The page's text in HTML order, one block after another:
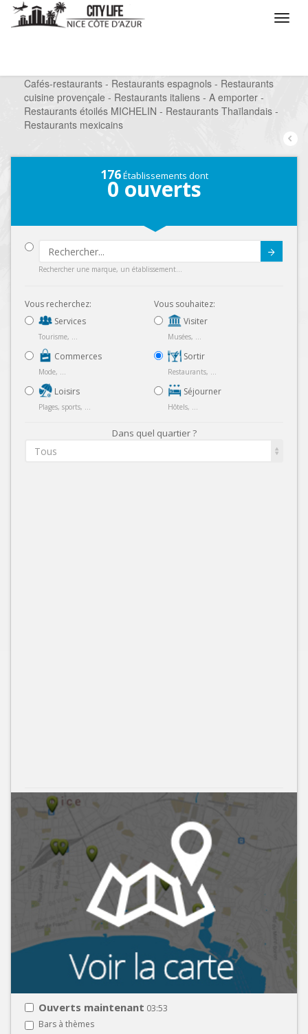
Cafés-restaurants - Restaurants espagnols - Restaurants
cuisine provençale - Restaurants italiens - A emporter -
Restaurants étoilés MICHELIN - Restaurants Thaïlandais -
Restaurants mexicains
176Établissements dont
0 ouverts
Rechercher une marque, un établissement...
Vous recherchez:
Services
Tourisme, ...
Commerces
Mode, ...
Loisirs
Plages, sports, ...
Vous souhaitez:
Visiter
Musées, ...
Sortir
Restaurants, ...
Séjourner
Hôtels, ...
Dans quel quartier ?
Tous
Ouverts maintenant 03:53
Bars à thèmes